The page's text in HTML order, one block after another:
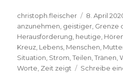
Autor
christoph.fleischer
am
8. April
anzunehmen, geistiger, Grenze
Herausforderung, heutige,
Kreuz, Lebens, Menschen,
Situation, Strom,Teilen,Tränen,
Worte, Zeit zeigt Schreibe